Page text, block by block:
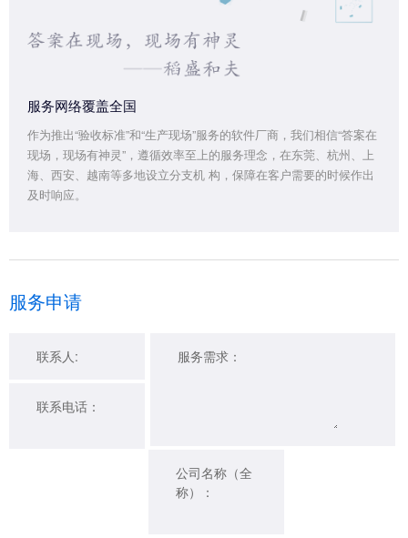
服务网络覆盖全国
作为推出“验收标准”和“生产现场”服务的软件厂商，我们相信“答案在
现场，现场有神灵”，遵循效率至上的服务理念，在东莞、杭州、上
海、西安、越南等多地设立分支机 构，保障在客户需要的时候作出
及时响应。
服务申请
联系人: 服务需求：
联系电话：
公司名称（全
称）：